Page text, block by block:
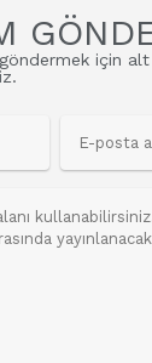
göndermek için